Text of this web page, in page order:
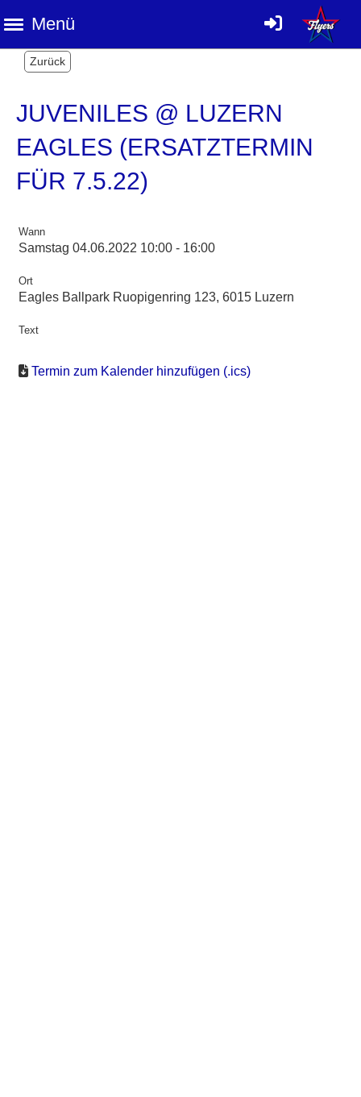
Menü
Zurück
JUVENILES @ LUZERN
EAGLES (ERSATZTERMIN
FÜR 7.5.22)
Wann
Samstag 04.06.2022 10:00 - 16:00
Ort
Eagles Ballpark Ruopigenring 123, 6015 Luzern
Text
Termin zum Kalender hinzufügen (.ics)